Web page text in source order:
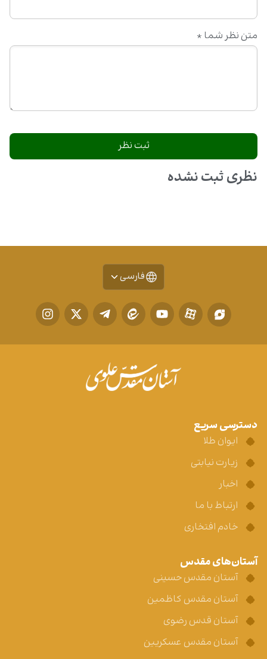
متن نظر شما *
نظری ثبت نشده
فارسی
دسترسی سریع
ایوان طلا
زیارت نیابتی
اخبار
ارتباط با ما
خادم افتخاری
آستان‌های مقدس
آستان مقدس حسینی
آستان مقدس کاظمین
آستان قدس رضوی
آستان مقدس عسکریین